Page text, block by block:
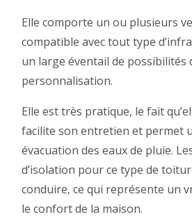
Elle comporte un ou plusieurs
compatible avec tout type
un large éventail de possibilités
personnalisation.
Elle est très pratique, le fait
facilite son entretien et permet
évacuation des eaux de pluie.
d’isolation pour ce type de
conduire, ce qui représente un
le confort de la maison.